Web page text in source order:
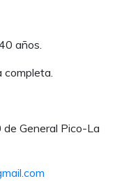
años.
completa.
General Pico-La